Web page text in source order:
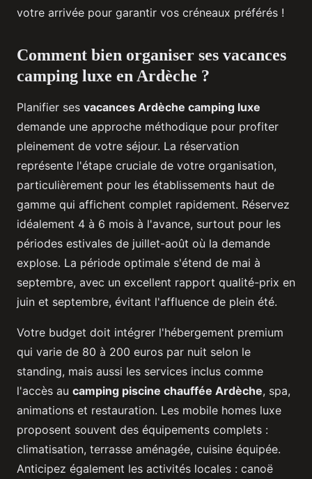
votre arrivée pour garantir vos créneaux préférés !
Comment bien organiser ses vacances
camping luxe en Ardèche ?
Planifier ses vacances Ardèche camping luxe
demande une approche méthodique pour profiter
pleinement de votre séjour. La réservation
représente l'étape cruciale de votre organisation,
particulièrement pour les établissements haut de
gamme qui affichent complet rapidement. Réservez
idéalement 4 à 6 mois à l'avance, surtout pour les
périodes estivales de juillet-août où la demande
explose. La période optimale s'étend de mai à
septembre, avec un excellent rapport qualité-prix en
juin et septembre, évitant l'affluence de plein été.
Votre budget doit intégrer l'hébergement premium
qui varie de 80 à 200 euros par nuit selon le
standing, mais aussi les services inclus comme
l'accès au camping piscine chauffée Ardèche, spa,
animations et restauration. Les mobile homes luxe
proposent souvent des équipements complets :
climatisation, terrasse aménagée, cuisine équipée.
Anticipez également les activités locales : canoë